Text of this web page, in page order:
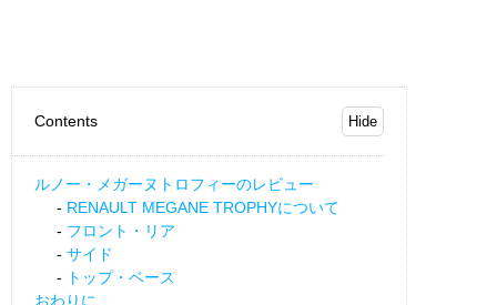
Contents
ルノー・メガーヌトロフィーのレビュー
RENAULT MEGANE TROPHYについて
フロント・リア
サイド
トップ・ベース
おわりに